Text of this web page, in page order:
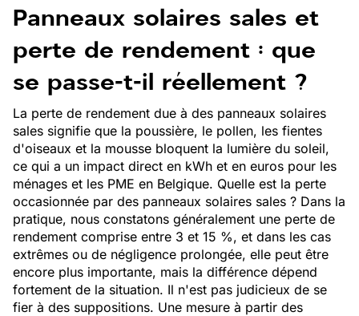
Panneaux solaires sales et
perte de rendement : que
se passe-t-il réellement ?
La perte de rendement due à des panneaux solaires
sales signifie que la poussière, le pollen, les fientes
d'oiseaux et la mousse bloquent la lumière du soleil,
ce qui a un impact direct en kWh et en euros pour les
ménages et les PME en Belgique. Quelle est la perte
occasionnée par des panneaux solaires sales ? Dans la
pratique, nous constatons généralement une perte de
rendement comprise entre 3 et 15 %, et dans les cas
extrêmes ou de négligence prolongée, elle peut être
encore plus importante, mais la différence dépend
fortement de la situation. Il n'est pas judicieux de se
fier à des suppositions. Une mesure à partir des